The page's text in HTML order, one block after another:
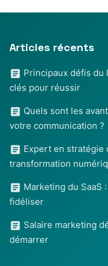
Articles récents
Principaux défis du
clés pour réussir
Quels sont les
votre communication ?
Expert en stratégie
transformation
Marketing du SaaS
fidéliser
Salaire marketing
démarrer